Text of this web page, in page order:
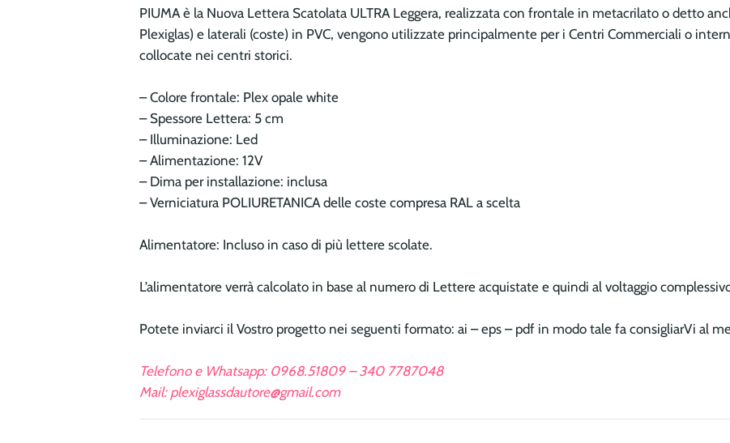
PIUMA è la Nuova Lettera Scatolata ULTRA Leggera, realizzata con frontale in metacrilato o detto
Plexiglas) e laterali (coste) in PVC, vengono utilizzate principalmente per i Centri Commerciali o
collocate nei centri storici.
– Colore frontale: Plex opale white
– Spessore Lettera: 5 cm
– Illuminazione: Led
– Alimentazione: 12V
– Dima per installazione: inclusa
– Verniciatura POLIURETANICA delle coste compresa RAL a scelta
Alimentatore: Incluso in caso di più lettere scolate.
L’alimentatore verrà calcolato in base al numero di Lettere acquistate e quindi al voltaggio
Potete inviarci il Vostro progetto nei seguenti formato: ai – eps – pdf in modo tale fa consigliarVi al
Telefono e Whatsapp: 0968.51809 – 340 7787048
Mail: plexiglassdautore@gmail.com